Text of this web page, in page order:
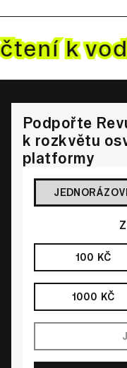
čtení k
Podpořte
k rozkvětu
platformy
100 KČ
1000 KČ